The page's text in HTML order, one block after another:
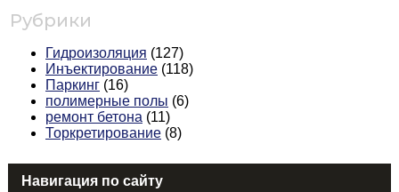
Рубрики
Гидроизоляция (127)
Инъектирование (118)
Паркинг (16)
полимерные полы (6)
ремонт бетона (11)
Торкретирование (8)
Навигация по сайту